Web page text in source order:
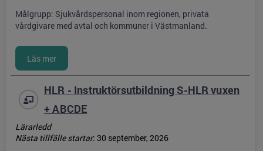
Målgrupp: Sjukvårdspersonal inom regionen, privata
vårdgivare med avtal och kommuner i Västmanland.
HLR - Instruktörsutbildning S-HLR vuxen
+ ABCDE
Lärarledd
Nästa tillfälle startar: 30 september, 2026